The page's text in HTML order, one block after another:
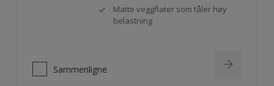
Matte veggflater som tåler høy
belastning
Sammenligne